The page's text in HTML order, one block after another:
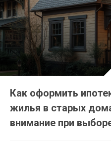
Как оформить
жилья в старых
внимание при